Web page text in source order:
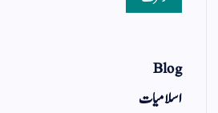
Blog
اسلامیات